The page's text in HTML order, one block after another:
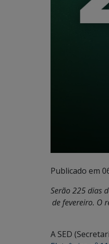
Publicado em
Serão 225 dias
de fevereiro. O
A SED